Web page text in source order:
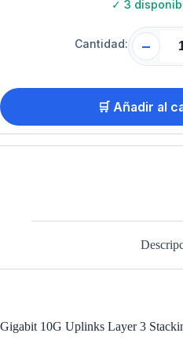
✓ 3
Cantidad: −
🛒 Añadir al
Gigabit 10G Uplinks Layer 3